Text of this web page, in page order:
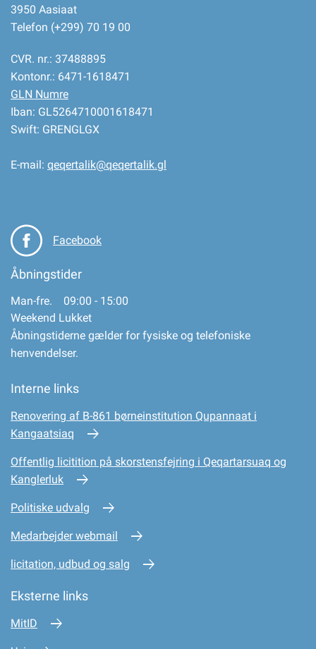
3950 Aasiaat
Telefon (+299) 70 19 00
CVR. nr.: 37488895
Kontonr.: 6471-1618471
GLN Numre
Iban: GL5264710001618471
Swift: GRENGLGX
E-mail: qeqertalik@qeqertalik.gl
Facebook
Åbningstider
Man-fre. 09:00 - 15:00
Weekend Lukket
Åbningstiderne gælder for fysiske og telefoniske
henvendelser.
Interne links
Renovering af B-861 børneinstitution Qupannaat i
Kangaatsiaq
Offentlig licitition på skorstensfejring i Qeqartarsuaq og
Kanglerluk
Politiske udvalg
Medarbejder webmail
licitation, udbud og salg
Eksterne links
MitID